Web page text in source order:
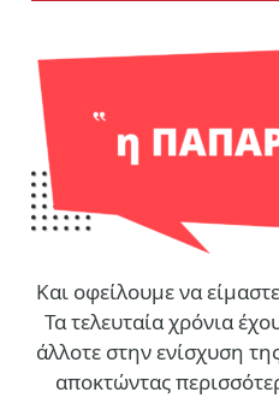
Και οφείλουμε να
Τα τελευταία χρόνια
άλλοτε στην ενίσχυση
αποκτώντας